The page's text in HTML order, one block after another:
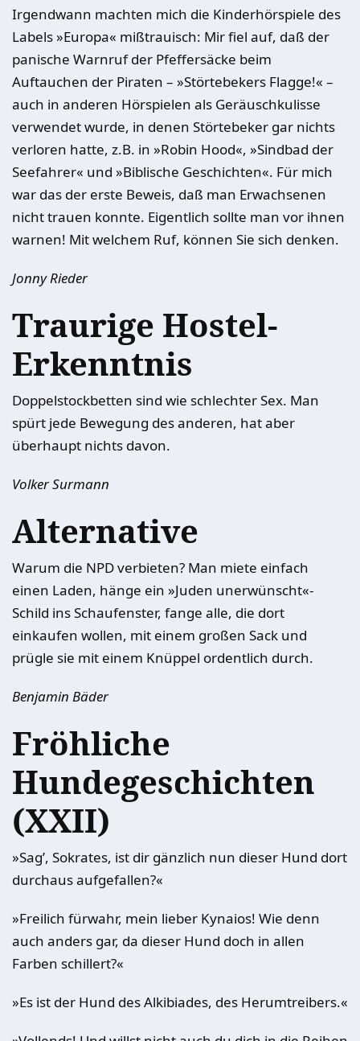
Irgendwann machten mich die Kinderhörspiele des
Labels »Europa« mißtrauisch: Mir fiel auf, daß der
panische Warnruf der Pfeffersäcke beim
Auftauchen der Piraten – »Störtebekers Flagge!« –
auch in anderen Hörspielen als Geräuschkulisse
verwendet wurde, in denen Störtebeker gar nichts
verloren hatte, z.B. in »Robin Hood«, »Sindbad der
Seefahrer« und »Biblische Geschichten«. Für mich
war das der erste Beweis, daß man Erwachsenen
nicht trauen konnte. Eigentlich sollte man vor ihnen
warnen! Mit welchem Ruf, können Sie sich denken.
Jonny Rieder
Traurige Hostel-
Erkenntnis
Doppelstockbetten sind wie schlechter Sex. Man
spürt jede Bewegung des anderen, hat aber
überhaupt nichts davon.
Volker Surmann
Alternative
Warum die NPD verbieten? Man miete einfach
einen Laden, hänge ein »Juden unerwünscht«-
Schild ins Schaufenster, fange alle, die dort
einkaufen wollen, mit einem großen Sack und
prügle sie mit einem Knüppel ordentlich durch.
Benjamin Bäder
Fröhliche
Hundegeschichten
(XXII)
»Sag’, Sokrates, ist dir gänzlich nun dieser Hund dort
durchaus aufgefallen?«
»Freilich fürwahr, mein lieber Kynaios! Wie denn
auch anders gar, da dieser Hund doch in allen
Farben schillert?«
»Es ist der Hund des Alkibiades, des Herumtreibers.«